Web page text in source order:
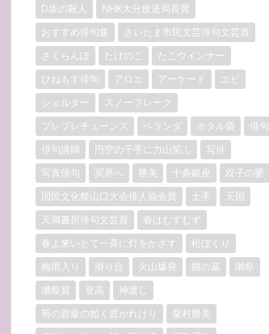
D坂の殺人
NHK大分放送局長賞
おすすめ俳句集
さいたま市民文芸俳句文芸賞
さくらんぼ
たけのこ
たこウインナー
ひねもす俳句
アロエ アーケード
エビ
シェルター
スノーフレーク
プレプレチューンズ
ベランダ ホタル袋
俳句
俳句講師
円空の千手に力山笑ふ
写俳
写真俳句
冥界へ 勝美 十条銀座
双子の嬰
国民文化祭山口大会俳人協会賞
土手
天国
天満書房俳句文芸賞
春はむずむず
春よ来いとて一斉に灯をかざす
松ぼくり
梅雨入り
滑り台 火山爆発 猫の墓
獺祭
獺祭賞
登高
神渡し
筍の首級の如く置かれけり
粟村勝美